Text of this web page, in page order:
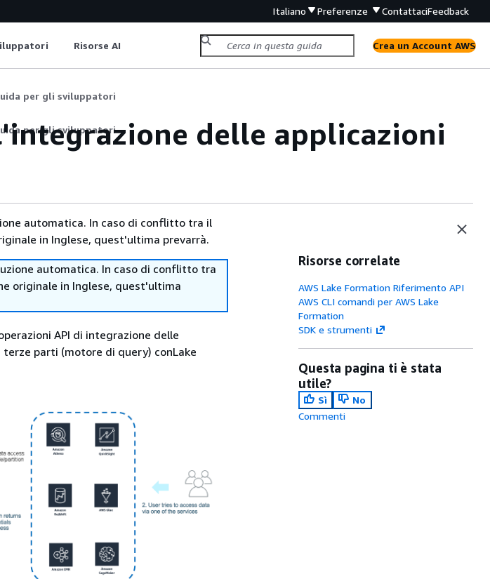
Italiano Preferenze ContattaciFeedback
Risorse AI Crea un Account AWS
per gli sviluppatori
per gli sviluppatori
delle applicazioni
automatica. In caso di conflitto tra il
in Inglese, quest'ultima prevarrà.
automatica. In caso di conflitto tra
originale in Inglese, quest'ultima
API di integrazione delle
parti (motore di query) conLake
Risorse correlate
AWS Lake Formation Riferimento API
AWS CLI comandi per AWS Lake
Formation
SDK e strumenti
Questa pagina ti è stata
utile?
Sì
No
Commenti